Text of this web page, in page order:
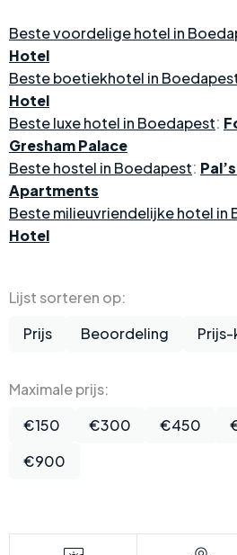
Beste voordelige hotel in
Hotel
Beste boetiekhotel in
Hotel
Beste luxe hotel in Boedapest:
Gresham Palace
Beste hostel in Boedapest:
Apartments
Beste milieuvriendelijke hotel in
Hotel
Lijst sorteren op:
Prijs
Beoordeling
Maximale prijs:
€150
€300 €450
€900